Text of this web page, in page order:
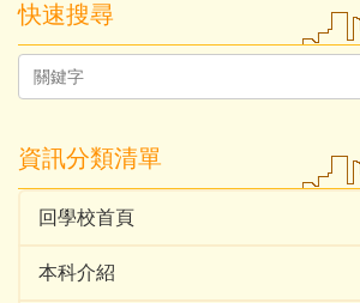
快速搜尋
資訊分類清單
回學校首頁
本科介紹